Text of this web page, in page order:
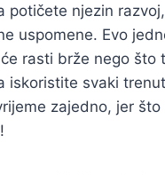
potičete njezin
uspomene. Evo
rasti brže nego što
iskoristite svaki
zajedno, jer što